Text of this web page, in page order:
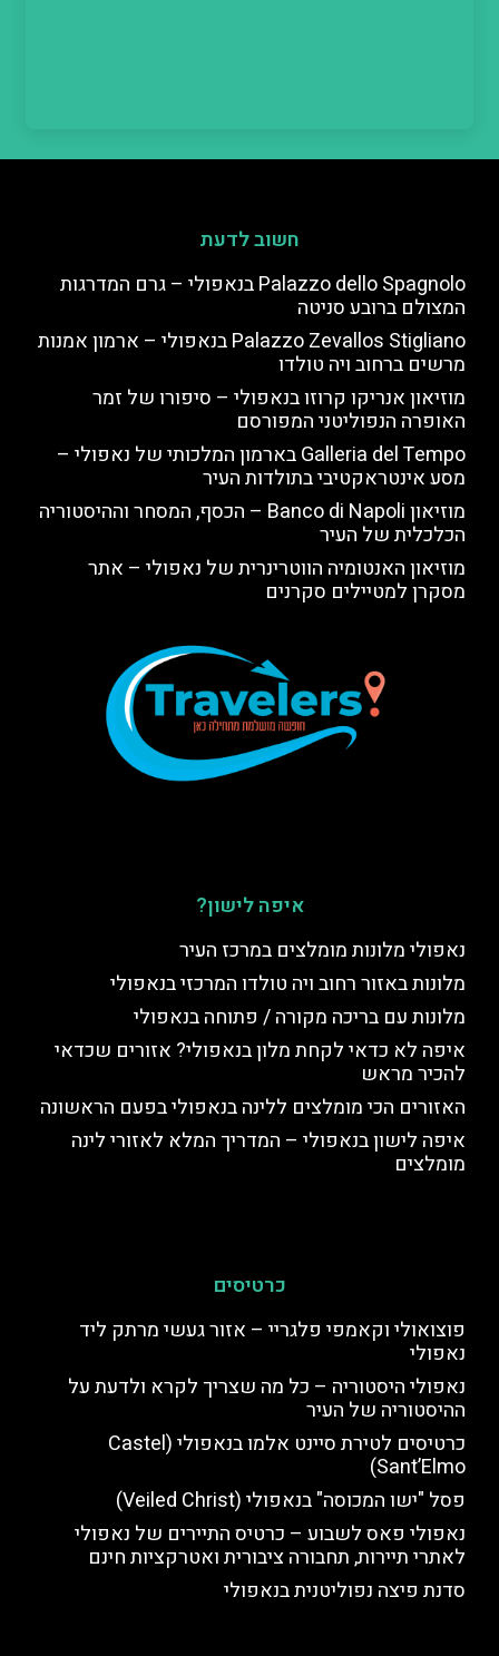
חשוב לדעת
Palazzo dello Spagnolo בנאפולי – גרם המדרגות
המצולם ברובע סניטה
Palazzo Zevallos Stigliano בנאפולי – ארמון אמנות
מרשים ברחוב ויה טולדו
מוזיאון אנריקו קרוזו בנאפולי – סיפורו של זמר
האופרה הנפוליטני המפורסם
Galleria del Tempo בארמון המלכותי של נאפולי –
מסע אינטראקטיבי בתולדות העיר
מוזיאון Banco di Napoli – הכסף, המסחר וההיסטוריה
הכלכלית של העיר
מוזיאון האנטומיה הווטרינרית של נאפולי – אתר
מסקרן למטיילים סקרנים
איפה לישון?
נאפולי מלונות מומלצים במרכז העיר
מלונות באזור רחוב ויה טולדו המרכזי בנאפולי
מלונות עם בריכה מקורה / פתוחה בנאפולי
איפה לא כדאי לקחת מלון בנאפולי? אזורים שכדאי
להכיר מראש
האזורים הכי מומלצים ללינה בנאפולי בפעם הראשונה
איפה לישון בנאפולי – המדריך המלא לאזורי לינה
מומלצים
כרטיסים
פוצואולי וקאמפי פלגריי – אזור געשי מרתק ליד
נאפולי
נאפולי היסטוריה – כל מה שצריך לקרא ולדעת על
ההיסטוריה של העיר
כרטיסים לטירת סיינט אלמו בנאפולי (Castel
Sant’Elmo)
פסל "ישו המכוסה" בנאפולי (Veiled Christ)
נאפולי פאס לשבוע – כרטיס התיירים של נאפולי
לאתרי תיירות, תחבורה ציבורית ואטרקציות חינם
סדנת פיצה נפוליטנית בנאפולי